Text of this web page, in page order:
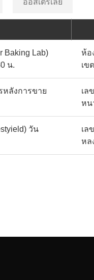
ออสเตรเลีย
Baking Lab)
น.
ห้อ
เข
ลังการขาย
เล
หน
วัน
เล
หล